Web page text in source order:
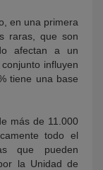
en una primera
raras, que son
afectan a un
influyen
tiene una base
más de 11.000
todo el
que pueden
la Unidad de